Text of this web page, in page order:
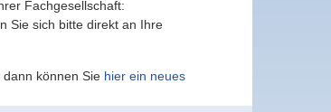
Fachgesellschaft:
Sie sich bitte direkt an Ihre
können Sie hier ein neues